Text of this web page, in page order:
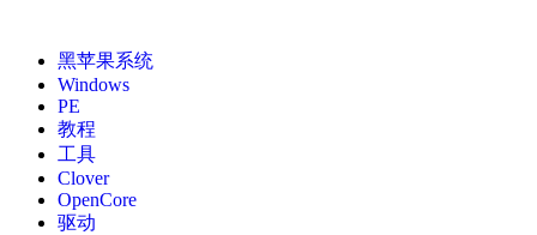
黑苹果系统
Windows
PE
教程
工具
Clover
OpenCore
驱动